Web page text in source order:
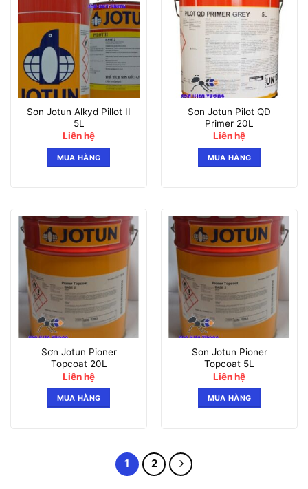
Sơn Jotun Alkyd Pillot II
5L
Liên hệ
MUA HÀNG
Sơn Jotun Pilot QD
Primer 20L
Liên hệ
MUA HÀNG
Sơn Jotun Pioner
Topcoat 20L
Liên hệ
MUA HÀNG
Sơn Jotun Pioner
Topcoat 5L
Liên hệ
MUA HÀNG
1 2